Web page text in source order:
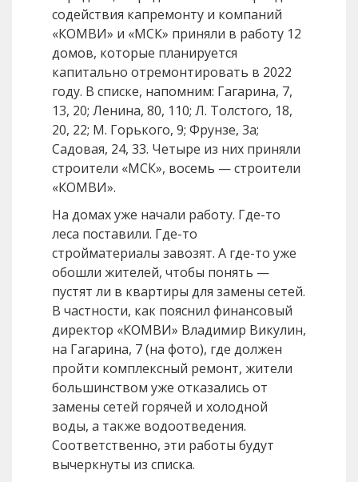
содействия капремонту и компаний
«КОМВИ» и «МСК» приняли в работу 12
домов, которые планируется
капитально отремонтировать в 2022
году. В списке, напомним: Гагарина, 7,
13, 20; Ленина, 80, 110; Л. Толстого, 18,
20, 22; М. Горького, 9; Фрунзе, 3а;
Садовая, 24, 33. Четыре из них приняли
строители «МСК», восемь — строители
«КОМВИ».
На домах уже начали работу. Где-то
леса поставили. Где-то
стройматериалы завозят. А где-то уже
обошли жителей, чтобы понять —
пустят ли в квартиры для замены сетей.
В частности, как пояснил финансовый
директор «КОМВИ» Владимир Викулин,
на Гагарина, 7 (на фото), где должен
пройти комплексный ремонт, жители
большинством уже отказались от
замены сетей горячей и холодной
воды, а также водоотведения.
Соответственно, эти работы будут
вычеркнуты из списка.